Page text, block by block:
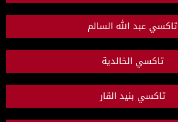
تاكسي عبد الله السالم
تاكسي الخالدية
تاكسي بنيد القار